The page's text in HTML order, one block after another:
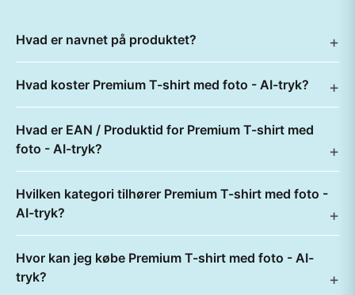
Hvad er navnet på produktet?
Hvad koster Premium T-shirt med foto - AI-tryk?
Hvad er EAN / Produktid for Premium T-shirt med
foto - AI-tryk?
Hvilken kategori tilhører Premium T-shirt med foto -
AI-tryk?
Hvor kan jeg købe Premium T-shirt med foto - AI-
tryk?